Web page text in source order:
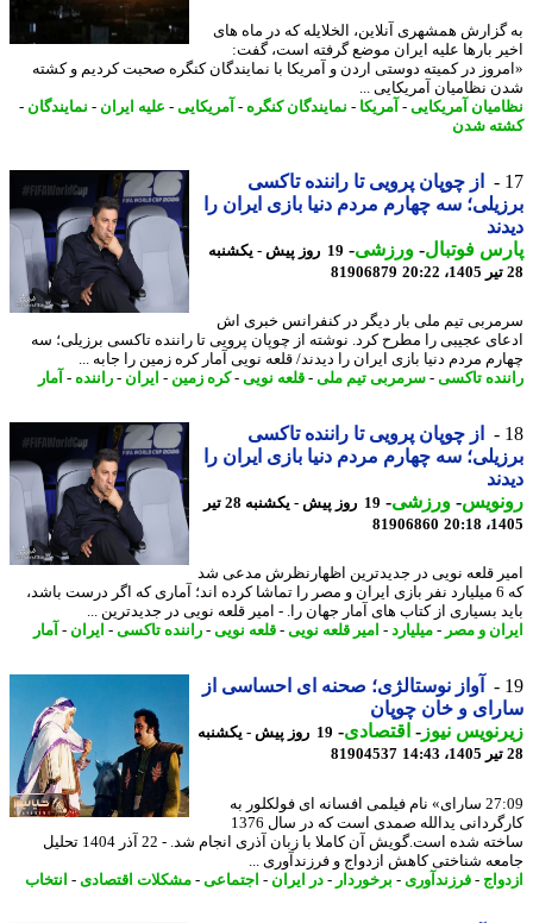
همشهری آنلاین، الخلایله که در ماه های
بارها علیه ایران موضع گرفته است، گفت:
در کمیته دوستی اردن و آمریکا با نمایندگان کنگره صحبت کردیم و کشته
نظامیان آمریکایی ...
آمریکایی-آمریکا- نمایندگان کنگره-آمریکایی-علیه ایران - نمایندگان-
شدن
از چوپان پرویی تا راننده تاکسی
سه چهارم مردم دنیا بازی ایران را
فوتبال-ورزشی-
19 روز پیش - یکشنبه
81906879
تیم ملی بار دیگر در کنفرانس خبری اش
عجیبی را مطرح کرد. نوشته از چوپان پرویی تا راننده تاکسی برزیلی؛ سه
مردم دنیا بازی ایران را دیدند/ قلعه نویی آمار کره زمین را جابه ...
تاکسی-سرمربی تیم ملی -قلعه نویی-کره زمین -ایران - راننده -آمار
از چوپان پرویی تا راننده تاکسی
سه چهارم مردم دنیا بازی ایران را
-ورزشی-
19 روز پیش - یکشنبه 28 تیر
81906860
قلعه نویی در جدیدترین اظهارنظرش مدعی شد
که 6 میلیارد نفر بازی ایران و مصر را تماشا کرده اند؛ آماری که اگر درست باشد،
بسیاری از کتاب های آمار جهان را. - امیر قلعه نویی در جدیدترین ...
و مصر-میلیارد-امیر قلعه نویی-قلعه نویی-راننده تاکسی-ایران - آمار
آواز نوستالژی؛ صحنه ای احساسی از
و خان چوپان
نیوز-اقتصادی-
19 روز پیش - یکشنبه
81904537
27:09 سارای» نام فیلمی افسانه ای فولکلور به
کارگردانی یدالله صمدی است که در سال 1376
ساخته شده است.گویش آن کاملا با زبان آذری انجام شد. - 22 آذر 1404 تحلیل
شناختی کاهش ازدواج و فرزندآوری ...
-فرزندآوری - برخوردار-در ایران - اجتماعی-مشکلات اقتصادی-انتخاب